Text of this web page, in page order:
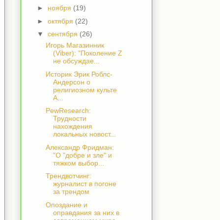
► ноября (19)
► октября (22)
▼ сентября (26)
Игорь Магазинник
(Viber): "Поколение Z
не обсуждае...
Историк Эрик Роблс-
Андерсон о
религиозном культе
A...
PewResearch:
Трудности
нахождения
локальных новост...
Александр Фридман:
"О "добре и зле" и
тяжком выбор...
Трендвотчинг:
журналист в погоне
за трендом
Опоздание и
оправдания за них в